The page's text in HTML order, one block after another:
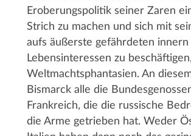
Eroberungspolitik seiner Zaren
Strich zu machen und sich mit
aufs äußerste gefährdeten innern
Lebensinteressen zu
Weltmachtsphantasien. An
Bismarck alle die
Frankreich, die die russische
die Arme getrieben hat. Weder